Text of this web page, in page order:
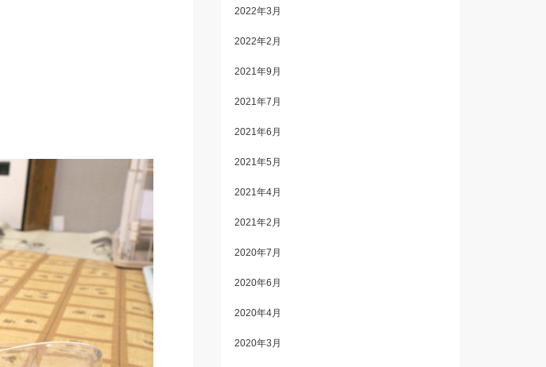
2022年3月
2022年2月
2021年9月
2021年7月
2021年6月
2021年5月
2021年4月
2021年2月
2020年7月
2020年6月
2020年4月
2020年3月